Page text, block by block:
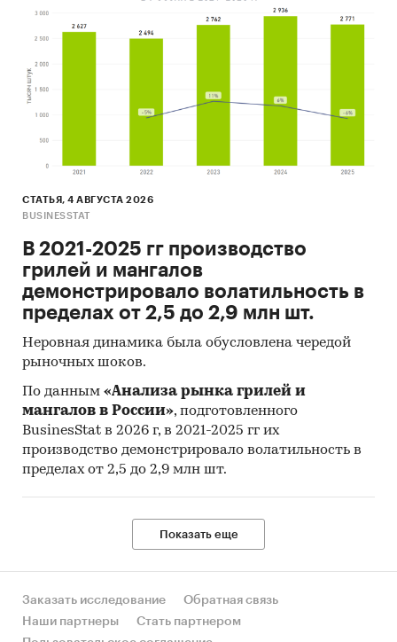
СТАТЬЯ, 4 АВГУСТА 2026
BUSINESSTAT
В 2021-2025 гг производство
грилей и мангалов
демонстрировало волатильность в
пределах от 2,5 до 2,9 млн шт.
Неровная динамика была обусловлена чередой
рыночных шоков.
По данным «Анализа рынка грилей и
мангалов в России», подготовленного
BusinesStat в 2026 г, в 2021-2025 гг их
производство демонстрировало волатильность в
пределах от 2,5 до 2,9 млн шт.
Показать еще
Заказать исследование
Обратная связь
Наши партнеры
Стать партнером